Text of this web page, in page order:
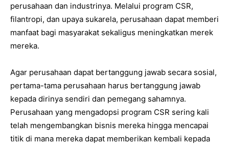
perusahaan dan industrinya. Melalui program CSR,
filantropi, dan upaya sukarela, perusahaan dapat memberi
manfaat bagi masyarakat sekaligus meningkatkan merek
mereka.
Agar perusahaan dapat bertanggung jawab secara sosial,
pertama-tama perusahaan harus bertanggung jawab
kepada dirinya sendiri dan pemegang sahamnya.
Perusahaan yang mengadopsi program CSR sering kali
telah mengembangkan bisnis mereka hingga mencapai
titik di mana mereka dapat memberikan kembali kepada